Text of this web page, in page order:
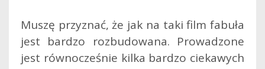
Muszę przyznać, że jak na taki film fabuła
jest bardzo rozbudowana. Prowadzone
jest równocześnie kilka bardzo ciekawych